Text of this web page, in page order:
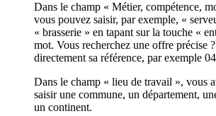
Dans le champ « Métier, compétence,
vous pouvez saisir, par exemple, «
« brasserie » en tapant sur la touche «
mot. Vous recherchez une offre précise
directement sa référence, par exemple
Dans le champ « lieu de travail », vous
saisir une commune, un département,
un continent.